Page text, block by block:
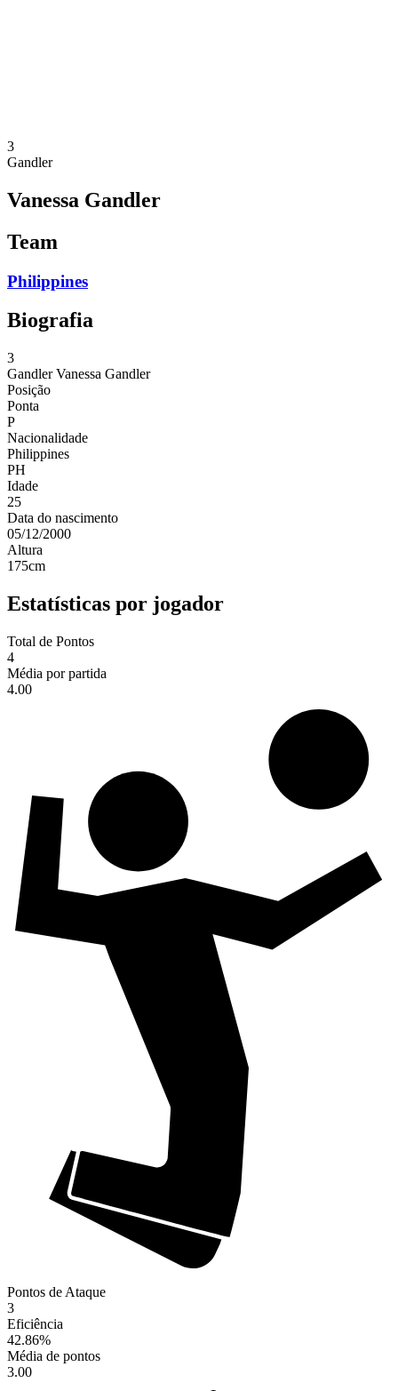
3
Gandler
Vanessa Gandler
Team
Philippines
Biografia
3
Gandler Vanessa Gandler
Posição
Ponta
P
Nacionalidade
Philippines
PH
Idade
25
Data do nascimento
05/12/2000
Altura
175cm
Estatísticas por jogador
Total de Pontos
4
Média por partida
4.00
Pontos de Ataque
3
Eficiência
42.86%
Média de pontos
3.00